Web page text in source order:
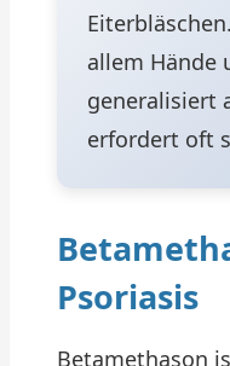
allem Hände
generalisiert
erfordert oft
Psoriasis
Betamethason